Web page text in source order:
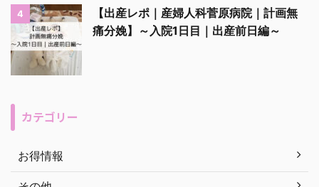
4
【出産レポ｜産婦人科菅原病院｜計画無
痛分娩】～入院1日目｜出産前日編～
カテゴリー
お得情報